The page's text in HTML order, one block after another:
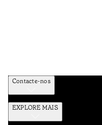
Contacte-nos
EXPLORE MAIS